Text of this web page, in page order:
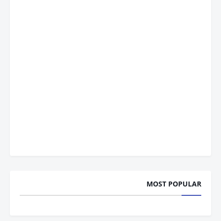
MOST POPULAR